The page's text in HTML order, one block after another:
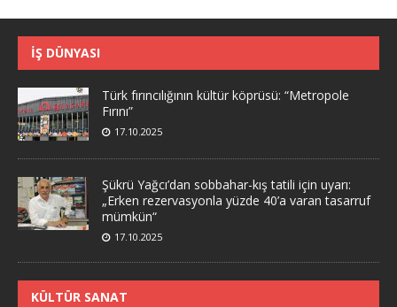
İŞ DÜNYASI
Türk fırıncılığının kültür köprüsü: “Metropole
Fırını”
17.10.2025
Şükrü Yağcı’dan sobbahar-kış tatili için uyarı:
„Erken rezervasyonla yüzde 40’a varan tasarruf
mümkün“
17.10.2025
KÜLTÜR SANAT